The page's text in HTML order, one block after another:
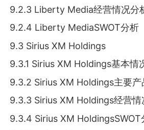
9.2.3 Liberty Media经营情况分
9.2.4 Liberty MediaSWOT分析
9.3 Sirius XM Holdings
9.3.1 Sirius XM Holdings基本情
9.3.2 Sirius XM Holdings主要产
9.3.3 Sirius XM Holdings经营情
9.3.4 Sirius XM HoldingsSWOT